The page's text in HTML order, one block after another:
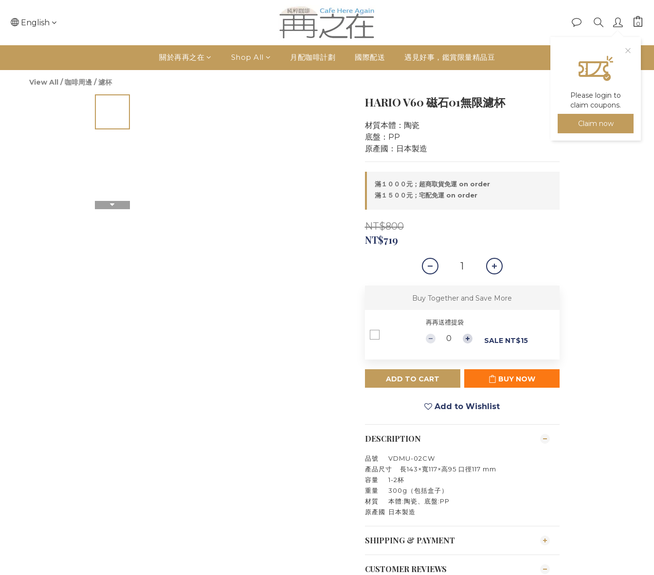
English
Please login to
claim coupons.
Claim now
關於再再之在 Shop All 月配咖啡計劃 國際配送 遇見好事，鑑賞限量精品豆
View All /咖啡周邊 /濾杯
HARIO V60 磁石01無限濾杯
材質本體：陶瓷
底盤：PP
原產國：日本製造
滿１０００元；超商取貨免運 on order
滿１５００元；宅配免運 on order
NT$800
NT$719
Buy Together and Save More
再再送禮提袋
SALE NT$15
ADD TO CART BUY NOW
Add to Wishlist
DESCRIPTION
品號
VDMU-02CW
產品尺寸
長143×寬117×高95 口徑117 mm
容量
1-2杯
重量
300g（包括盒子）
材質
本體:陶瓷、底盤:PP
原產國
日本製造
SHIPPING & PAYMENT
CUSTOMER REVIEWS